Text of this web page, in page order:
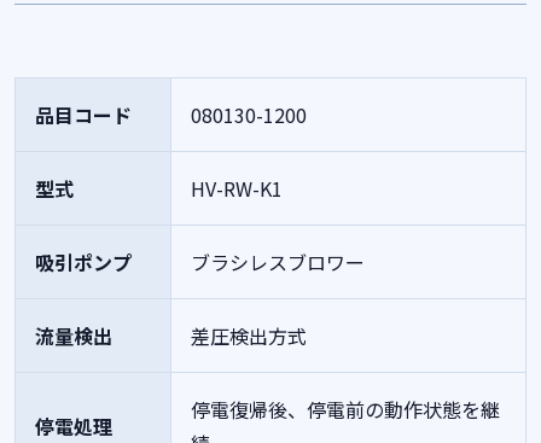
品目コード 080130-1200
型式 HV-RW-K1
吸引ポンプ ブラシレスブロワー
流量検出 差圧検出方式
停電処理
停電復帰後、停電前の動作状態を継